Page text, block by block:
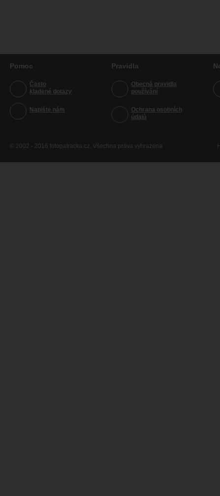
Pomoc
Často
kladené dotazy
Napište nám
Pravidla
Obecná pravidla
používání
Ochrana osobních
údajů
© 2002 - 2016 fotopatracka.cz. Všechna práva vyhrazena